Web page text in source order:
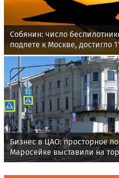
Собянин: число
подлете к Москве, достигло
Бизнес в ЦАО: просторное
Маросейке выставили на